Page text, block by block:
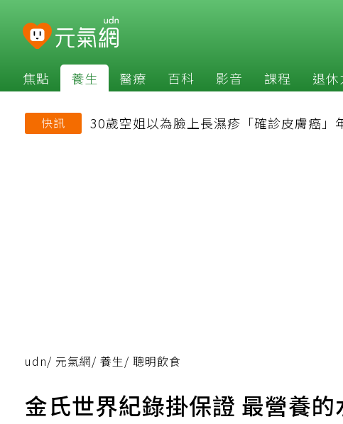
焦點 養生 醫療 百科 影音 課程 退休
快訊 30歲空姐以為臉上長濕疹「確診皮膚癌」
udn/ 元氣網/ 養生/ 聰明飲食
金氏世界紀錄掛保證 最營養